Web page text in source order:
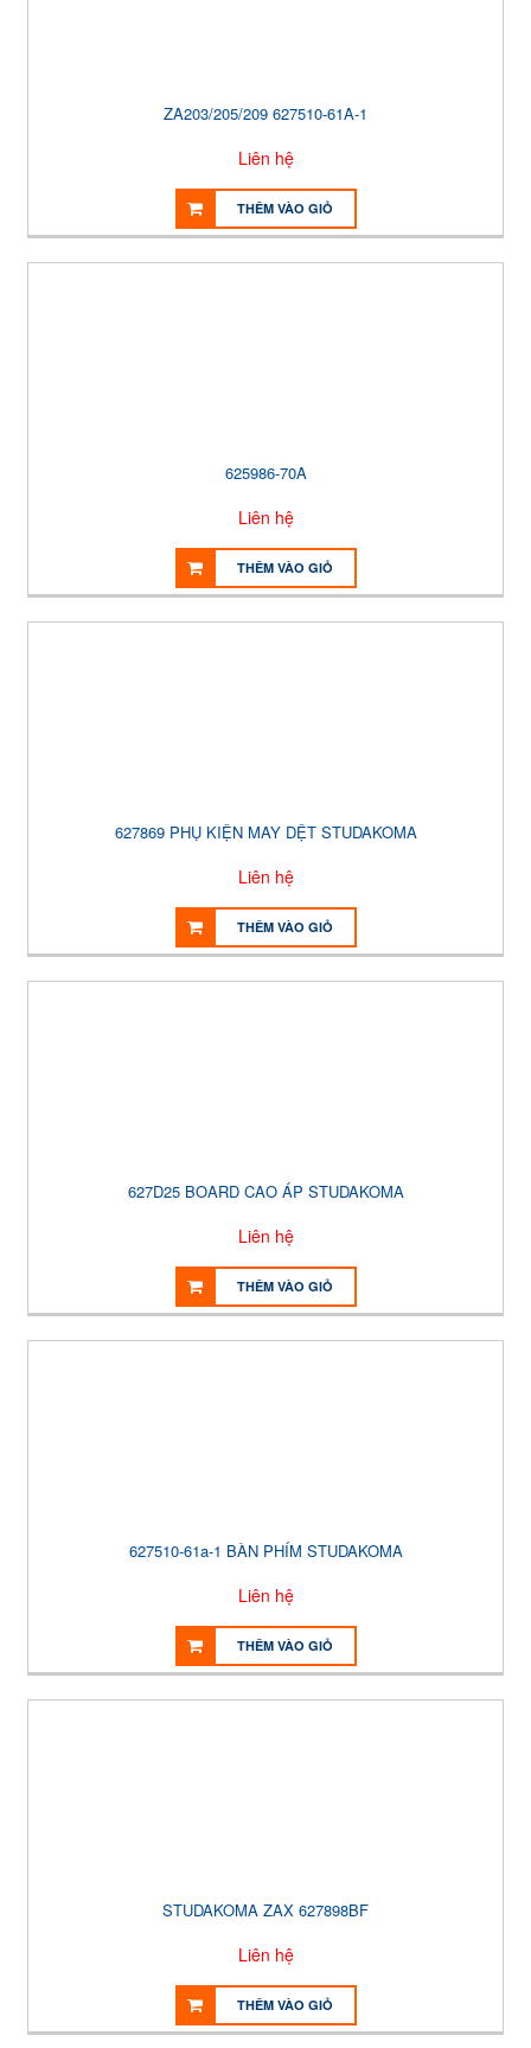
ZA203/205/209 627510-61A-1
Liên hệ
THÊM VÀO GIỎ
625986-70A
Liên hệ
THÊM VÀO GIỎ
627869 PHỤ KIỆN MAY DỆT STUDAKOMA
Liên hệ
THÊM VÀO GIỎ
627D25 BOARD CAO ÁP STUDAKOMA
Liên hệ
THÊM VÀO GIỎ
627510-61a-1 BÀN PHÍM STUDAKOMA
Liên hệ
THÊM VÀO GIỎ
STUDAKOMA ZAX 627898BF
Liên hệ
THÊM VÀO GIỎ